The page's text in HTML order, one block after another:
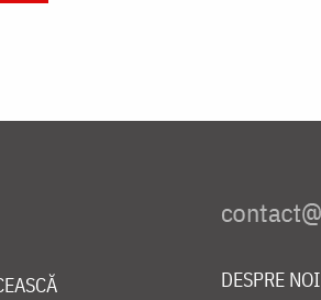
DESPRE NOI